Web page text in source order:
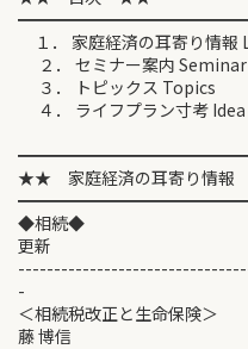
１． 家庭経済の耳寄り情
２． セミナー案内 Seminar
３． トピックス Topics
４． ライフプラン寸考
★★ 家庭経済の耳寄り
◆相続◆
更新
-
＜相続税改正
藤 博信